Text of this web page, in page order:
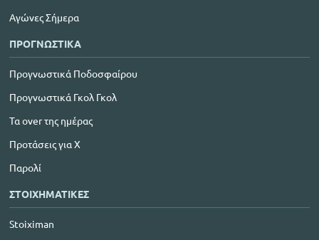
Αγώνες Σήμερα
ΠΡΟΓΝΩΣΤΙΚΑ
Προγνωστικά Ποδοσφαίρου
Προγνωστικά Γκολ Γκολ
Τα over της ημέρας
Προτάσεις για Χ
Παρολί
ΣΤΟΙΧΗΜΑΤΙΚΕΣ
Stoiximan